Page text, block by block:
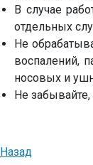
В случае
отдельных
Не
воспалений,
носовых и
Не забывайте,
Назад